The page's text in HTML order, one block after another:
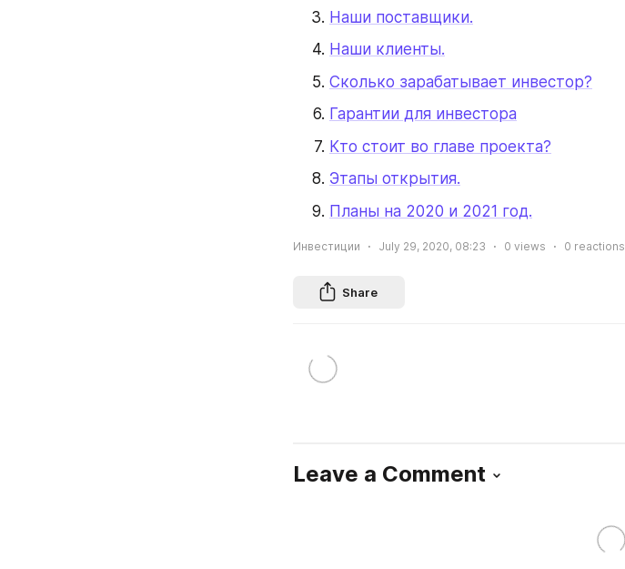
Наши поставщики.
Наши клиенты.
Сколько зарабатывает инвестор?
Гарантии для инвестора
Кто стоит во главе проекта?
Этапы открытия.
Планы на 2020 и 2021 год.
Инвестиции July 29, 2020, 08:23 0 views 0 reactions
Share
Leave a Comment